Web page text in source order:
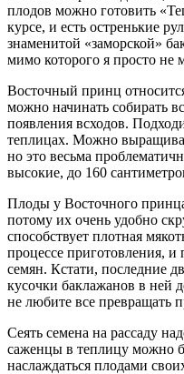
плодов можно готовить
курсе, и есть остренькие
знаменитой «заморской»
мимо которого я просто не
Восточный принц
можно начинать собирать
появления всходов.
теплицах. Можно
но это весьма
высокие, до 160
Плоды у Восточного
потому их очень удобно
способствует плотная
процессе приготовления, и
семян. Кстати, последние
кусочки баклажанов в ней
не любите все превращать
Сеять семена на рассаду
саженцы в теплицу можно
наслаждаться плодами